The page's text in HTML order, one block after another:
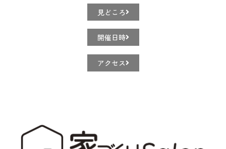
見どころ
開催日時
アクセス